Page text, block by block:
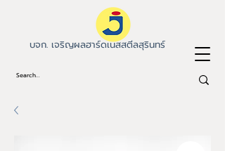
บจก. เจริญผลฮาร์ดเนสสตีลสุรินทร์